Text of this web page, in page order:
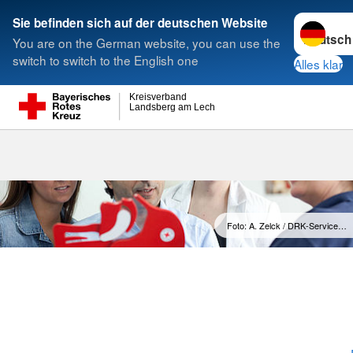
Sie befinden sich auf der deutschen Website
You are on the German website, you can use the
switch to switch to the English one
Sprache
Alles klar
Landsberg am Lech
Kreisverband
Suche
Foto: A. Zelck / DRK-Service…